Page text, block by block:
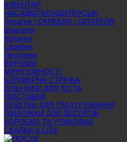
ІНВЕНТАР
НАСАДКИ КОНДИТЕРСЬКІ
Лопатки | СКРЕБКИ | ШПАТЕЛЯ
Шпателя
Лопатки
Скребки
Пензлики
ВІНЧИКИ
МІРНІ ЄМНОСТІ
БОРДЮРНА СТРІЧКА
ДІЛЬНИКИ ДЛЯ ТІСТА
ПІДСТАВКИ
РЕШІТКИ ДЛЯ ГЛАЗУРУВАННЯ
ПІДЛОЖКИ ДЛЯ ДЕСЕРТІВ
КОРОБКИ ТА УПАКОВКА
СКАЛКИ и СІТА